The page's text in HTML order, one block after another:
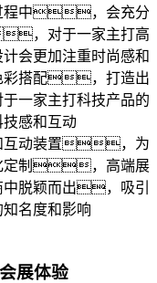
程中，会充分
，对于一家主打高
更加注重时尚感和
彩搭配，打造出
一家主打科技产品的
感和互动
互动装置，为
定制，高端展
中脱颖而出，吸引
名度和影响
展体验